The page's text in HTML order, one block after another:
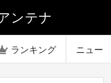
ンテナ
ランキング ニュー